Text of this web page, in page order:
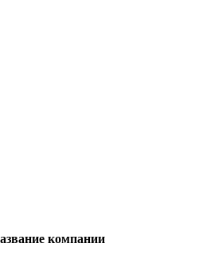
компании